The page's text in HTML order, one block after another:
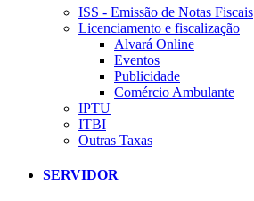
ISS - Emissão de Notas Fiscais
Licenciamento e fiscalização
Alvará Online
Eventos
Publicidade
Comércio Ambulante
IPTU
ITBI
Outras Taxas
SERVIDOR